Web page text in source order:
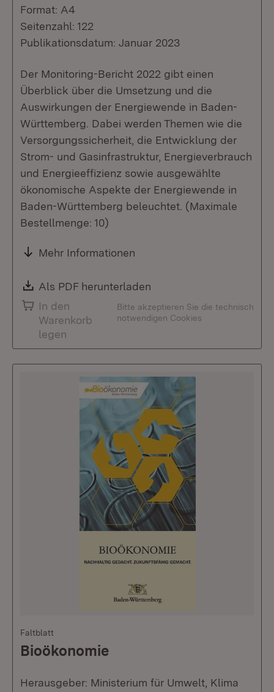
Format: A4
Seitenzahl: 122
Publikationsdatum: Januar 2023
Der Monitoring-Bericht 2022 gibt einen
Überblick über die Umsetzung und die
Auswirkungen der Energiewende in Baden-
Württemberg. Dabei werden Themen wie die
Versorgungssicherheit, die Entwicklung der
Strom- und Gasinfrastruktur, Energieverbrauch
und Energieeffizienz sowie ausgewählte
ökonomische Aspekte der Energiewende in
Baden-Württemberg beleuchtet. (Maximale
Bestellmenge: 10)
Mehr Informationen
Download:
Als PDF herunterladen
In den
Warenkorb
legen
Bitte akzeptieren Sie die technisch
notwendigen Cookies
Faltblatt
Bioökonomie
Herausgeber: Ministerium für Umwelt, Klima